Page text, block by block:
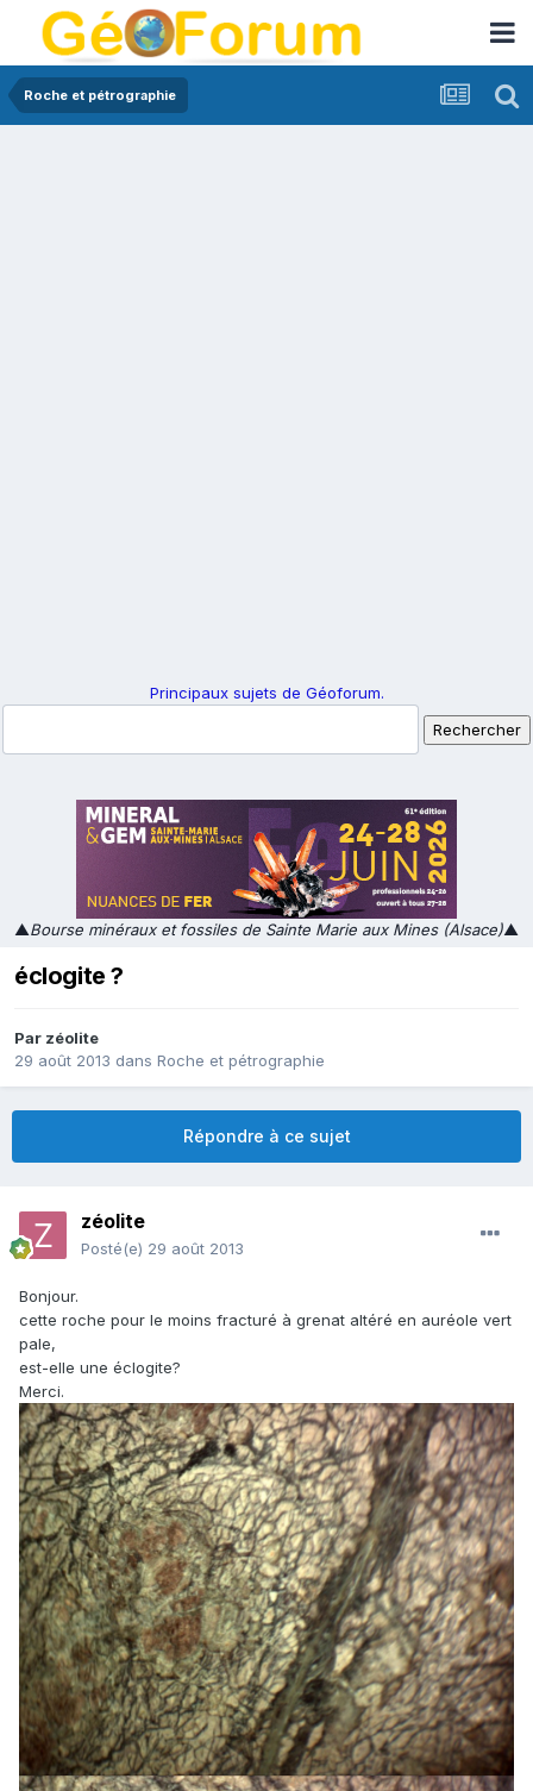
Roche et pétrographie
Principaux sujets de Géoforum.
▲Bourse minéraux et fossiles de Sainte Marie aux Mines (Alsace)▲
éclogite ?
Par zéolite
29 août 2013 dans Roche et pétrographie
Répondre à ce sujet
zéolite
Posté(e) 29 août 2013
Bonjour.
cette roche pour le moins fracturé à grenat altéré en auréole vert
pale,
est-elle une éclogite?
Merci.